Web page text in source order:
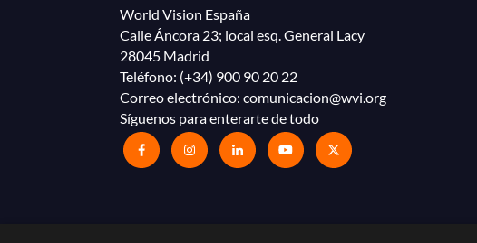
World Vision España
Calle Áncora 23; local esq. General Lacy
28045 Madrid
Teléfono: (+34) 900 90 20 22
Correo electrónico: comunicacion@wvi.org
Síguenos para enterarte de todo